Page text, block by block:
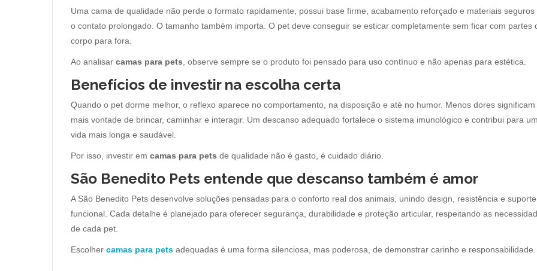
Uma cama de qualidade não perde o formato rapidamente, possui base firme, acabamento reforçado e materiais seguros
o contato prolongado. O tamanho também importa. O pet deve conseguir se esticar completamente sem ficar com partes
corpo para fora.
Ao analisar camas para pets , observe sempre se o produto foi pensado para uso contínuo e não apenas para estética.
Benefícios de investir na escolha certa
Quando o pet dorme melhor, o reflexo aparece no comportamento, na disposição e até no humor. Menos dores significam
mais vontade de brincar, caminhar e interagir. Um descanso adequado fortalece o sistema imunológico e contribui para
vida mais longa e saudável.
Por isso, investir em camas para pets de qualidade não é gasto, é cuidado diário.
São Benedito Pets entende que descanso também é amor
A São Benedito Pets desenvolve soluções pensadas para o conforto real dos animais, unindo design, resistência e suporte
funcional. Cada detalhe é planejado para oferecer segurança, durabilidade e proteção articular, respeitando as
de cada pet.
Escolher camas para pets adequadas é uma forma silenciosa, mas poderosa, de demonstrar carinho e responsabilidade.